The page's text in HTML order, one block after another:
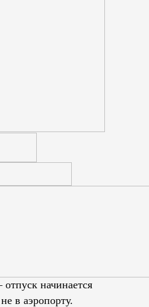
начинается
в аэропорту.